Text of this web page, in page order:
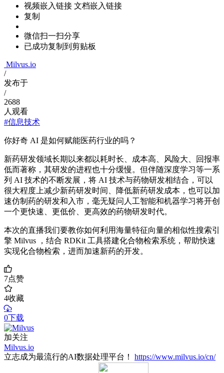
视频嵌入链接 文档嵌入链接
复制
微信扫一扫分享
已成功复制到剪贴板
Milvus.io
/
发布于
/
2688
人观看
#信息技术
你好奇 AI 是如何赋能医药行业的吗？
新药研发领域长期以来都以耗时长、成本高、风险大、回报率
低而著称，其研发的进程也十分缓慢。但伴随深度学习等一系
列 AI 技术的不断发展，将 AI 技术与药物研发相结合，可以
很大程度上减少新药研发时间、降低新药研发成本，也可以加
速仿制药的研发和入市，毫无疑问人工智能和机器学习将开创
一个更快速、更低价、更高效的药物研发时代。
本次的直播我们要教你如何利用海量特征向量的相似性搜索引
擎 Milvus ，结合 RDKit 工具搭建化合物检索系统，帮助快速
实现化合物检索，进而加速新药的开发。
7点赞
4收藏
0下载
加关注
Milvus.io
立志成为最流行的AI数据处理平台！
https://www.milvus.io/cn/